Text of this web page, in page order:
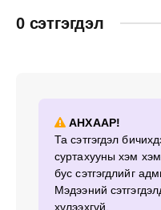
0 сэтгэгдэл
АНХААР!
Та сэтгэгдэл
суртахууны хэм
бус сэтгэгдлийг
Мэдээний
хүлээхгүй.